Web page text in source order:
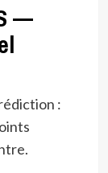
—
: